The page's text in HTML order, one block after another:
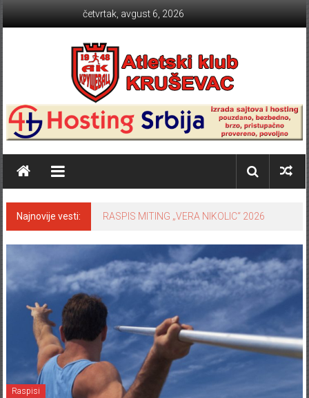
četvrtak, avgust 6, 2026
Atletski klub KRUŠEVAC
Najnovije vesti: RASPIS MITING „VERA NIKOLIC“ 2026
Raspisi